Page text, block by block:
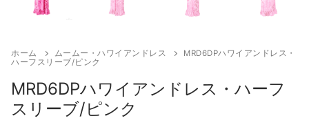
ホーム ムームー・ハワイアンドレス
MRD6DPハワイアンドレス・
ハーフスリーブ/ピンク
MRD6DPハワイアンドレス・ハーフ
スリーブ/ピンク